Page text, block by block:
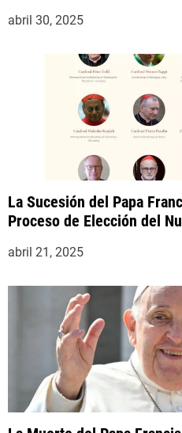
abril 30, 2025
La Sucesión del Papa
Proceso de Elección del
abril 21, 2025